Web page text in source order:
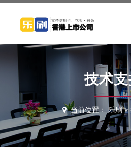
技术
当前位置： 乐刷>